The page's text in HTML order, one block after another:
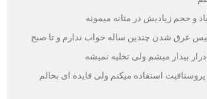
و حجم زیادیش در مثانه میمونه
عرق شدن چندین ساله خواب ندارم و تا صبح
بیدار میشم ولی تخلیه نمیشه
قرص ویسول ۵ و پروستافیت استفاده میکنم ولی فایده ای بحالم